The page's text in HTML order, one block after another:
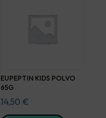
EUPEPTIN KIDS POLVO
65G
14,50 €